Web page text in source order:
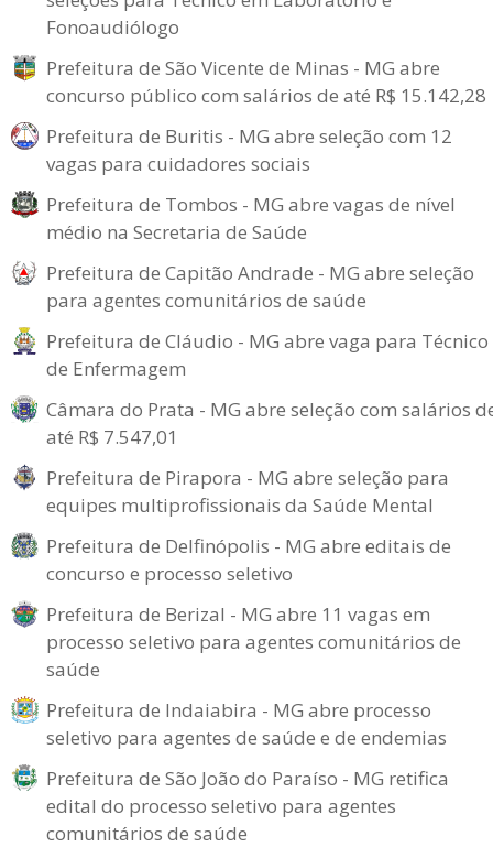
Fonoaudiólogo
Prefeitura de São Vicente de Minas - MG abre
concurso público com salários de até R$ 15.142,28
Prefeitura de Buritis - MG abre seleção com 12
vagas para cuidadores sociais
Prefeitura de Tombos - MG abre vagas de nível
médio na Secretaria de Saúde
Prefeitura de Capitão Andrade - MG abre seleção
para agentes comunitários de saúde
Prefeitura de Cláudio - MG abre vaga para Técnico
de Enfermagem
Câmara do Prata - MG abre seleção com salários
até R$ 7.547,01
Prefeitura de Pirapora - MG abre seleção para
equipes multiprofissionais da Saúde Mental
Prefeitura de Delfinópolis - MG abre editais de
concurso e processo seletivo
Prefeitura de Berizal - MG abre 11 vagas em
processo seletivo para agentes comunitários de
saúde
Prefeitura de Indaiabira - MG abre processo
seletivo para agentes de saúde e de endemias
Prefeitura de São João do Paraíso - MG retifica
edital do processo seletivo para agentes
comunitários de saúde